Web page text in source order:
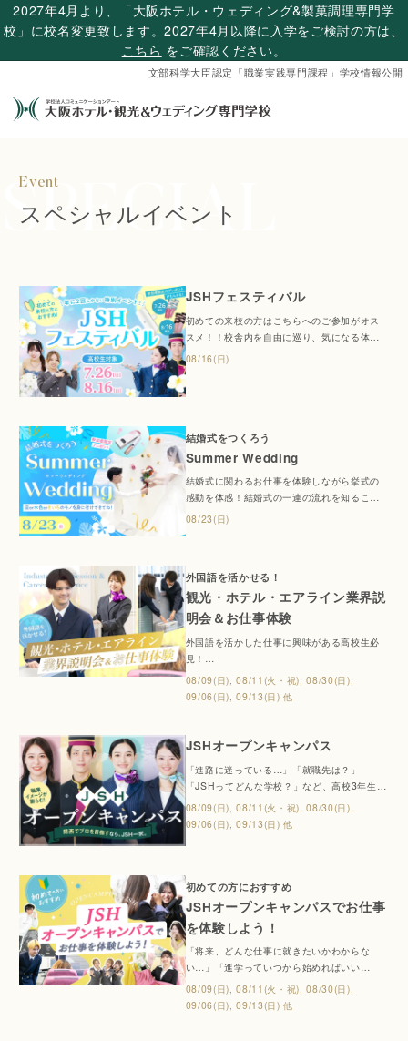
2027年4月より、「大阪ホテル・ウェディング&製菓調理専門学
校」に校名変更致します。2027年4月以降に入学をご検討の方は、
こちら をご確認ください。
文部科学大臣認定「職業実践専門課程」学校情報公開
スペシャルイベント
JSHフェスティバル
初めての来校の方はこちらへのご参加がオス
スメ！！校舎内を自由に巡り、気になる体験
や説明を受けてみよう！数ある職業から、き
っとあなたにピッタリの職業が見つかるは
ず！この機会をお見逃しなく！！
08/16(日)
結婚式をつくろう
Summer Wedding
結婚式に関わるお仕事を体験しながら挙式の
感動を体感！結婚式の一連の流れを知ること
ができるこの夏だけのスペシャルイベントで
ね！
08/23(日)
外国語を活かせる！
観光・ホテル・エアライン業界説
明会＆お仕事体験
外国語を活かした仕事に興味がある高校生必
見！
旅行・ホテル・空港など、外国語を活かせる
仕事の魅力や仕事内容をわかりやすく紹介し
ます。CA・グランドスタッフ・ホテルスタッ
学力はどれくらい必要？」などの疑問にもお
答えします。観光・ホテル・エアライン業界
に興味がある人は、ぜひご参加ください！
08/09(日), 08/11(火・祝), 08/30(日),
09/06(日), 09/13(日) 他
JSHオープンキャンパス
「進路に迷っている…」「就職先は？」
「JSHってどんな学校？」など、高校3年生の
みなさんに向けた進路選びの第一歩となるイ
ベントを開催！選べる体験メニューで「自分
相談会も同時開催！進学に関する疑問や不安
もその場で解消できます。ぜひお友達や保護
者の方と一緒にご参加ください。
08/09(日), 08/11(火・祝), 08/30(日),
09/06(日), 09/13(日) 他
初めての方におすすめ
JSHオープンキャンパスでお仕事
を体験しよう！
「将来、どんな仕事に就きたいかわからな
い…」「進学っていつから始めればいい
の？」そんな高校1・2年生におすすめのイベ
ントです！イベントでは選べる体験メニュー
08/09(日), 08/11(火・祝), 08/30(日),
09/06(日), 09/13(日) 他